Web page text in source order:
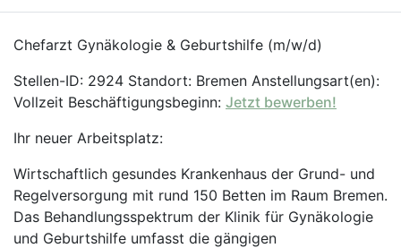
Chefarzt Gynäkologie & Geburtshilfe (m/w/d)
Stellen-ID: 2924 Standort: Bremen Anstellungsart(en):
Vollzeit Beschäftigungsbeginn: Jetzt bewerben!
Ihr neuer Arbeitsplatz:
Wirtschaftlich gesundes Krankenhaus der Grund- und
Regelversorgung mit rund 150 Betten im Raum Bremen.
Das Behandlungsspektrum der Klinik für Gynäkologie
und Geburtshilfe umfasst die gängigen